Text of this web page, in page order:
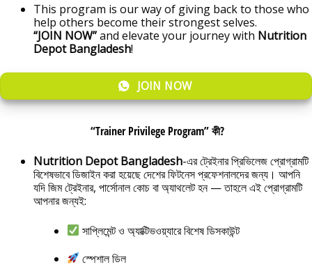
This program is our way of giving back to those who
help others become their strongest selves.
“JOIN NOW”and elevate your journey with Nutrition
Depot Bangladesh!
JOIN NOW
“Trainer Privilege Program” কী?
Nutrition Depot Bangladesh-এর ট্রেইনার প্রিভিলেজ প্রোগ্রামটি
বিশেষভাবে ডিজাইন করা হয়েছে দেশের ফিটনেস প্রফেশনালদের জন্য। আপনি
যদি জিম ট্রেইনার, পার্সোনাল কোচ বা অ্যাথলেট হন — তাহলে এই প্রোগ্রামটি
আপনার জন্যই:
সাপ্লিমেন্ট ও অ্যাক্টিভওয়্যারে বিশেষ ডিসকাউন্ট
স্পেশাল ডিল